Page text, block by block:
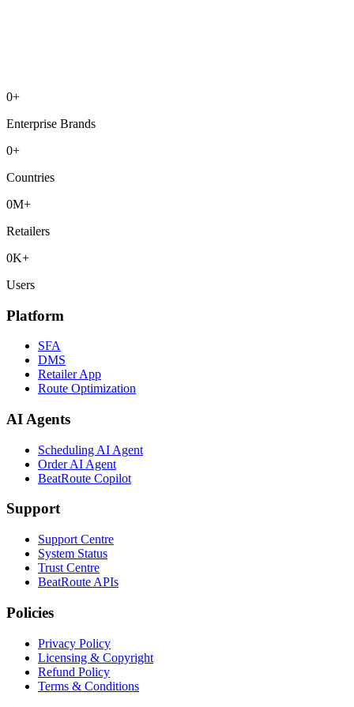
0+
Enterprise Brands
0+
Countries
0M+
Retailers
0K+
Users
Platform
SFA
DMS
Retailer App
Route Optimization
AI Agents
Scheduling AI Agent
Order AI Agent
BeatRoute Copilot
Support
Support Centre
System Status
Trust Centre
BeatRoute APIs
Policies
Privacy Policy
Licensing & Copyright
Refund Policy
Terms & Conditions